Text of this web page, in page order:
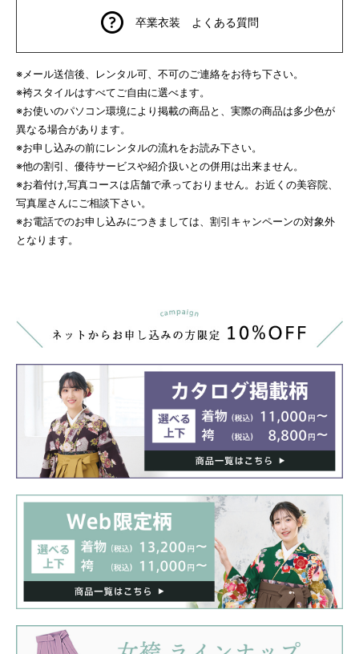
卒業衣装 よくある質問
※メール送信後、レンタル可、不可のご連絡をお待ち下さい。
※袴スタイルはすべてご自由に選べます。
※お使いのパソコン環境により掲載の商品と、実際の商品は多少色が
異なる場合があります。
※お申し込みの前にレンタルの流れをお読み下さい。
※他の割引、優待サービスや紹介扱いとの併用は出来ません。
※お着付け,写真コースは店舗で承っておりません。お近くの美容院、
写真屋さんにご相談下さい。
※お電話でのお申し込みにつきましては、割引キャンペーンの対象外
となります。